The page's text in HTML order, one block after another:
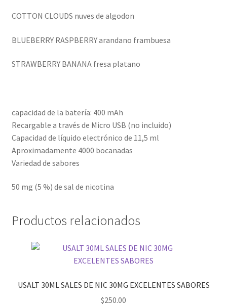
COTTON CLOUDS nuves de algodon
BLUEBERRY RASPBERRY arandano frambuesa
STRAWBERRY BANANA fresa platano
capacidad de la batería: 400 mAh
Recargable a través de Micro USB (no incluido)
Capacidad de líquido electrónico de 11,5 ml
Aproximadamente 4000 bocanadas
Variedad de sabores
50 mg (5 %) de sal de nicotina
Productos relacionados
USALT 30ML SALES DE NIC 30MG EXCELENTES SABORES
$250.00